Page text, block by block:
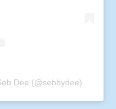
Dee (@sebbydee)